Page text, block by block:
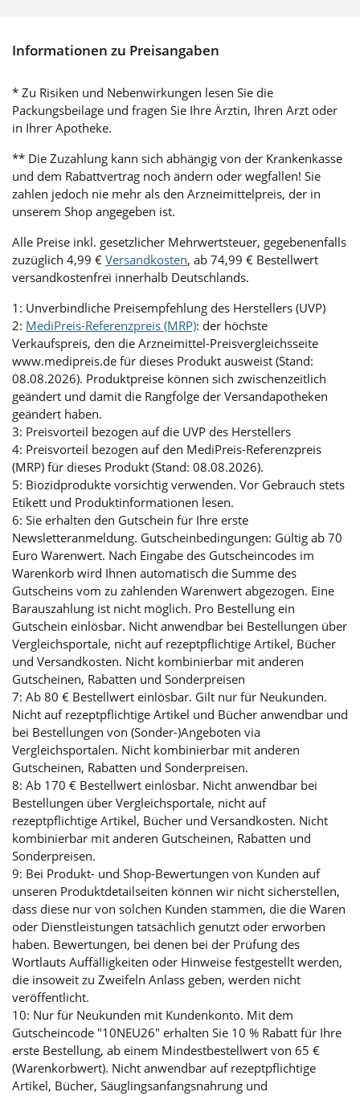
Informationen zu Preisangaben
* Zu Risiken und Nebenwirkungen lesen Sie die
Packungsbeilage und fragen Sie Ihre Ärztin, Ihren Arzt oder
in Ihrer Apotheke.
** Die Zuzahlung kann sich abhängig von der Krankenkasse
und dem Rabattvertrag noch ändern oder wegfallen! Sie
zahlen jedoch nie mehr als den Arzneimittelpreis, der in
unserem Shop angegeben ist.
Alle Preise inkl. gesetzlicher Mehrwertsteuer, gegebenenfalls
zuzüglich 4,99 € Versandkosten, ab 74,99 € Bestellwert
versandkostenfrei innerhalb Deutschlands.
1: Unverbindliche Preisempfehlung des Herstellers (UVP)
2: MediPreis-Referenzpreis (MRP): der höchste
Verkaufspreis, den die Arzneimittel-Preisvergleichsseite
www.medipreis.de für dieses Produkt ausweist (Stand:
08.08.2026). Produktpreise können sich zwischenzeitlich
geändert und damit die Rangfolge der Versandapotheken
geändert haben.
3: Preisvorteil bezogen auf die UVP des Herstellers
4: Preisvorteil bezogen auf den MediPreis-Referenzpreis
(MRP) für dieses Produkt (Stand: 08.08.2026).
5: Biozidprodukte vorsichtig verwenden. Vor Gebrauch stets
Etikett und Produktinformationen lesen.
6: Sie erhalten den Gutschein für Ihre erste
Newsletteranmeldung. Gutscheinbedingungen: Gültig ab 70
Euro Warenwert. Nach Eingabe des Gutscheincodes im
Warenkorb wird Ihnen automatisch die Summe des
Gutscheins vom zu zahlenden Warenwert abgezogen. Eine
Barauszahlung ist nicht möglich. Pro Bestellung ein
Gutschein einlösbar. Nicht anwendbar bei Bestellungen über
Vergleichsportale, nicht auf rezeptpflichtige Artikel, Bücher
und Versandkosten. Nicht kombinierbar mit anderen
Gutscheinen, Rabatten und Sonderpreisen
7: Ab 80 € Bestellwert einlösbar. Gilt nur für Neukunden.
Nicht auf rezeptpflichtige Artikel und Bücher anwendbar und
bei Bestellungen von (Sonder-)Angeboten via
Vergleichsportalen. Nicht kombinierbar mit anderen
Gutscheinen, Rabatten und Sonderpreisen.
8: Ab 170 € Bestellwert einlösbar. Nicht anwendbar bei
Bestellungen über Vergleichsportale, nicht auf
rezeptpflichtige Artikel, Bücher und Versandkosten. Nicht
kombinierbar mit anderen Gutscheinen, Rabatten und
Sonderpreisen.
9: Bei Produkt- und Shop-Bewertungen von Kunden auf
unseren Produktdetailseiten können wir nicht sicherstellen,
dass diese nur von solchen Kunden stammen, die die Waren
oder Dienstleistungen tatsächlich genutzt oder erworben
haben. Bewertungen, bei denen bei der Prüfung des
Wortlauts Auffälligkeiten oder Hinweise festgestellt werden,
die insoweit zu Zweifeln Anlass geben, werden nicht
veröffentlicht.
10: Nur für Neukunden mit Kundenkonto. Mit dem
Gutscheincode "10NEU26" erhalten Sie 10 % Rabatt für Ihre
erste Bestellung, ab einem Mindestbestellwert von 65 €
(Warenkorbwert). Nicht anwendbar auf rezeptpflichtige
Artikel, Bücher, Säuglingsanfangsnahrung und